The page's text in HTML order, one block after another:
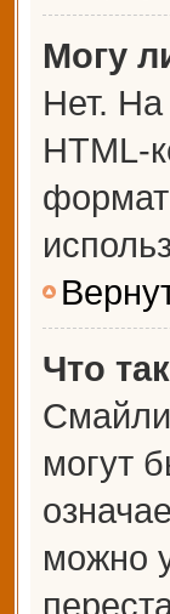
Могу
Нет.
HTML-
Что
могут
можно